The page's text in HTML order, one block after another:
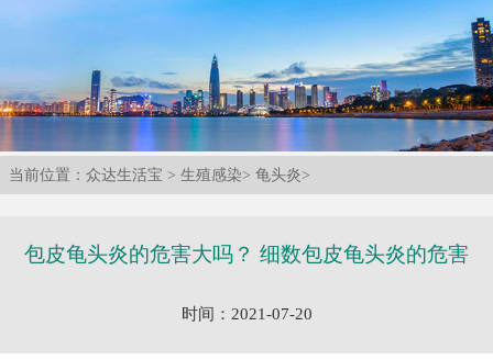
当前位置： 众达生活宝 > 生殖感染> 龟头炎>
包皮龟头炎的危害大吗？ 细数包皮龟头炎的危害
时间：2021-07-20